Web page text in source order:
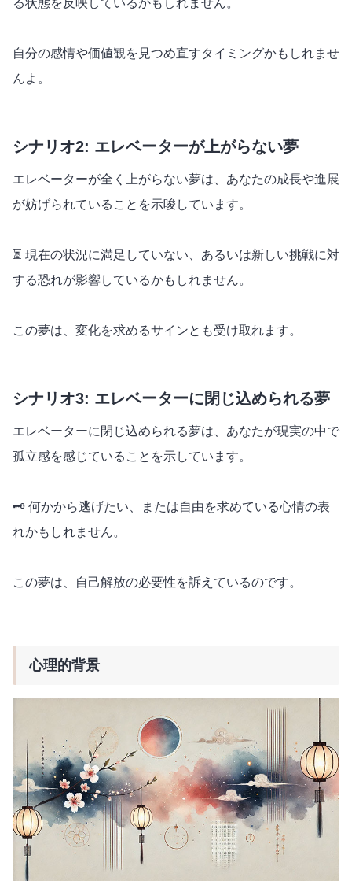
自分の感情や価値観を見つめ直すタイミングかもしれませ
んよ。
シナリオ2: エレベーターが上がらない夢
エレベーターが全く上がらない夢は、あなたの成長や進展
が妨げられていることを示唆しています。
⏳ 現在の状況に満足していない、あるいは新しい挑戦に対
する恐れが影響しているかもしれません。
この夢は、変化を求めるサインとも受け取れます。
シナリオ3: エレベーターに閉じ込められる夢
エレベーターに閉じ込められる夢は、あなたが現実の中で
孤立感を感じていることを示しています。
🗝️ 何かから逃げたい、または自由を求めている心情の表
れかもしれません。
この夢は、自己解放の必要性を訴えているのです。
心理的背景